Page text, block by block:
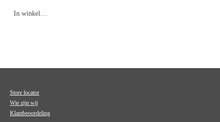
In winkelwagen
Store locator
Wie zijn wij
Klantbeoordeling